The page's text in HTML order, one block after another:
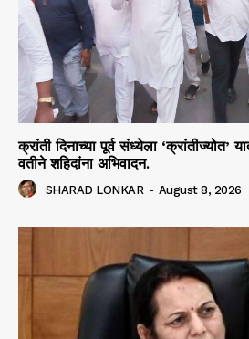
क्रांती दिनाच्या पूर्व संध्येला ‘क्रांतीज्योत’
वतीने शहिदांना अभिवादन.
SHARAD LONKAR - August 8, 2026